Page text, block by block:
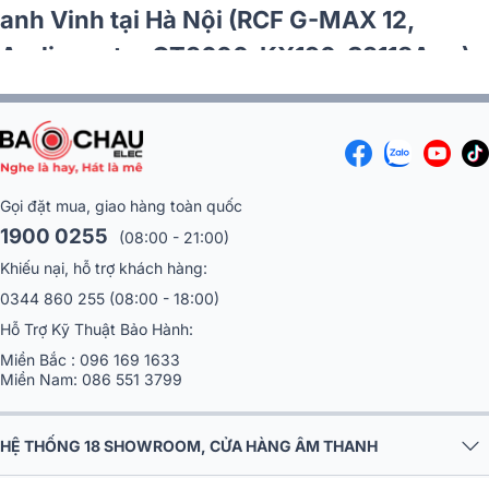
anh Vinh tại Hà Nội (RCF G-MAX 12,
Audiocenter CT3600, KX190, S3118A,…)
Gọi đặt mua, giao hàng toàn quốc
1900 0255
(08:00 - 21:00)
Khiếu nại, hỗ trợ khách hàng:
0344 860 255 (08:00 - 18:00)
Hỗ Trợ Kỹ Thuật Bảo Hành:
Miền Bắc : 096 169 1633
Miền Nam: 086 551 3799
HỆ THỐNG 18 SHOWROOM, CỬA HÀNG ÂM THANH